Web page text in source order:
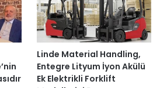
Linde Material Handling,
Entegre Lityum İyon Akülü
Ek Elektrikli Forklift